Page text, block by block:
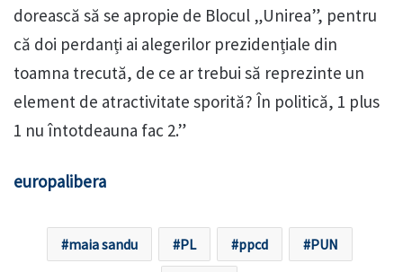
dorească să se apropie de Blocul „Unirea”, pentru
că doi perdanți ai alegerilor prezidențiale din
toamna trecută, de ce ar trebui să reprezinte un
element de atractivitate sporită? În politică, 1 plus
1 nu întotdeauna fac 2.”
europalibera
maia sandu PL ppcd PUN